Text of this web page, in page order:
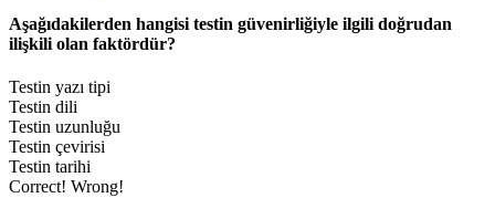
Aşağıdakilerden hangisi testin güvenirliğiyle ilgili doğrudan
ilişkili olan faktördür?
Testin yazı tipi
Testin dili
Testin uzunluğu
Testin çevirisi
Testin tarihi
Correct! Wrong!